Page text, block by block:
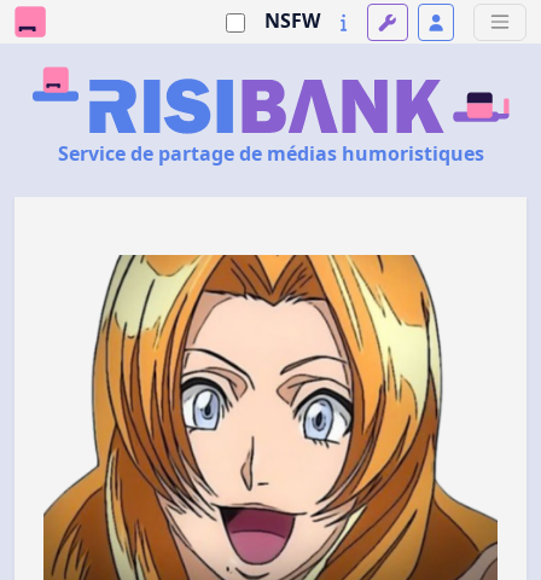
NSFW
Service de partage de médias humoristiques